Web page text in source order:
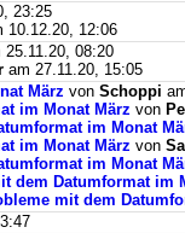
23:25
10.12.20, 12:06
25.11.20, 08:20
am 27.11.20, 15:05
März von Schoppi
im Monat März von
im Monat
im Monat März von
im Monat
dem Datumformat im
mit dem